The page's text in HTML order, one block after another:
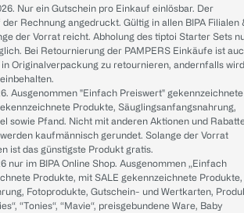
Nur ein Gutschein pro Einkauf einlösbar. Der
Rechnung angedruckt. Gültig in allen BIPA Filialen
der Vorrat reicht. Abholung des tiptoi Starter Sets
Bei Retournierung der PAMPERS Einkäufe ist
Originalverpackung zu retournieren, andernfalls wird
Ausgenommen "Einfach Preiswert" gekennzeichnete
Produkte, Säuglingsanfangsnahrung,
sowie Pfand. Nicht mit anderen Aktionen und
kaufmännisch gerundet. Solange der Vorrat
ist das günstigste Produkt gratis.
nur im BIPA Online Shop. Ausgenommen „Einfach
Produkte, mit SALE gekennzeichnete Produkte,
Fotoprodukte, Gutschein- und Wertkarten,
“Tonies“, “Mavie“, preisgebundene Ware, Baby